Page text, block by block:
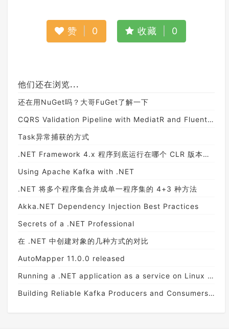
赞 0 收藏 0
他们还在浏览...
还在用NuGet吗？大哥FuGet了解一下
CQRS Validation Pipeline with MediatR and FluentValidation
Task异常捕获的方式
.NET Framework 4.x 程序到底运行在哪个 CLR 版本之上
Using Apache Kafka with .NET
.NET 将多个程序集合并成单一程序集的 4+3 种方法
Akka.NET Dependency Injection Best Practices
Secrets of a .NET Professional
在 .NET 中创建对象的几种方式的对比
AutoMapper 11.0.0 released
Running a .NET application as a service on Linux with Systemd
Building Reliable Kafka Producers and Consumers in .NET